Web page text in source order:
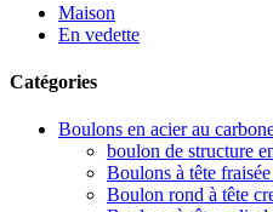
Maison
En vedette
Catégories
Boulons en acier au
boulon de structure
Boulons à tête
Boulon rond à tête